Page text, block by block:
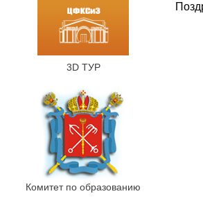
3D ТУР
Комитет по образованию